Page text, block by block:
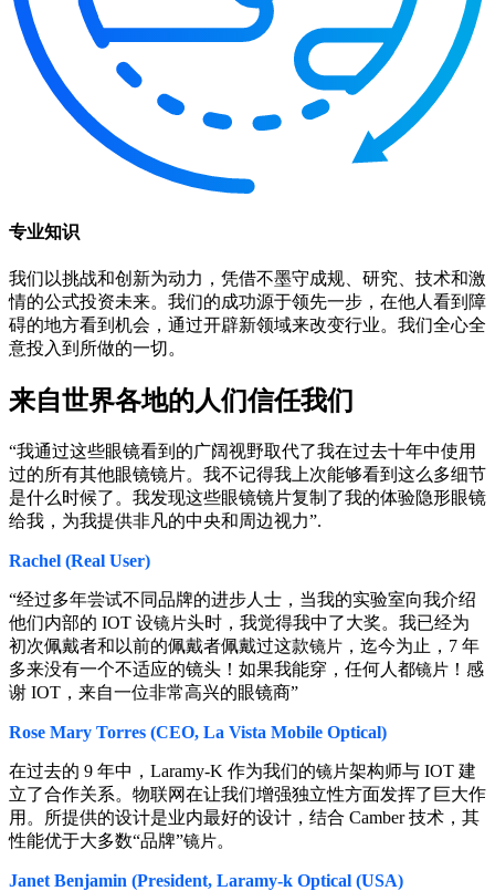
专业知识
我们以挑战和创新为动力，凭借不墨守成规、研究、技术和激
情的公式投资未来。我们的成功源于领先一步，在他人看到障
碍的地方看到机会，通过开辟新领域来改变行业。我们全心全
意投入到所做的一切。
来自世界各地的人们信任我们
“我通过这些眼镜看到的广阔视野取代了我在过去十年中使用
过的所有其他眼镜镜片。我不记得我上次能够看到这么多细节
是什么时候了。我发现这些眼镜镜片复制了我的体验隐形眼镜
给我，为我提供非凡的中央和周边视力”.
Rachel (Real User)
“经过多年尝试不同品牌的进步人士，当我的实验室向我介绍
他们内部的 IOT 设镜片头时，我觉得我中了大奖。我已经为
初次佩戴者和以前的佩戴者佩戴过这款镜片 ，迄今为止，7 年
多来没有一个不适应的镜头！如果我能穿，任何人都镜片 ！感
谢 IOT，来自一位非常高兴的眼镜商”
Rose Mary Torres (CEO, La Vista Mobile Optical)
在过去的 9 年中，Laramy-K 作为我们的镜片架构师与 IOT 建
立了合作关系。物联网在让我们增强独立性方面发挥了巨大作
用。所提供的设计是业内最好的设计，结合 Camber 技术，其
性能优于大多数“品牌”镜片。
Janet Benjamin (President, Laramy-k Optical (USA)